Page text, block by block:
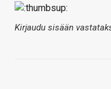
Kirjaudu sisään